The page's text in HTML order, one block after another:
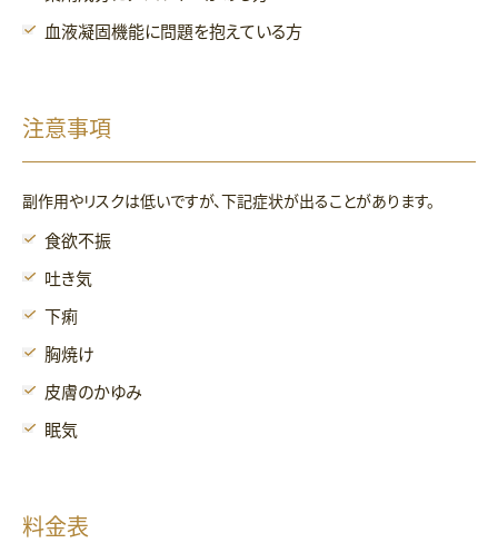
血液凝固機能に問題を抱えている方
注意事項
副作用やリスクは低いですが、下記症状が出ることがあります。
食欲不振
吐き気
下痢
胸焼け
皮膚のかゆみ
眠気
料金表